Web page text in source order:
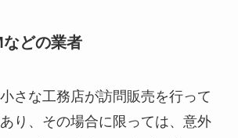
どの業者
さな工務店が訪問販売を行って
り、その場合に限っては、意外